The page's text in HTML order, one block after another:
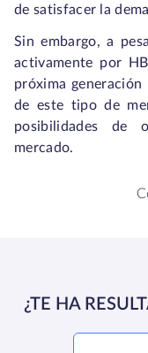
de satisfacer la
Sin embargo, a
activamente por
próxima
de este tipo de
posibilidades de
mercado.
¿TE HA